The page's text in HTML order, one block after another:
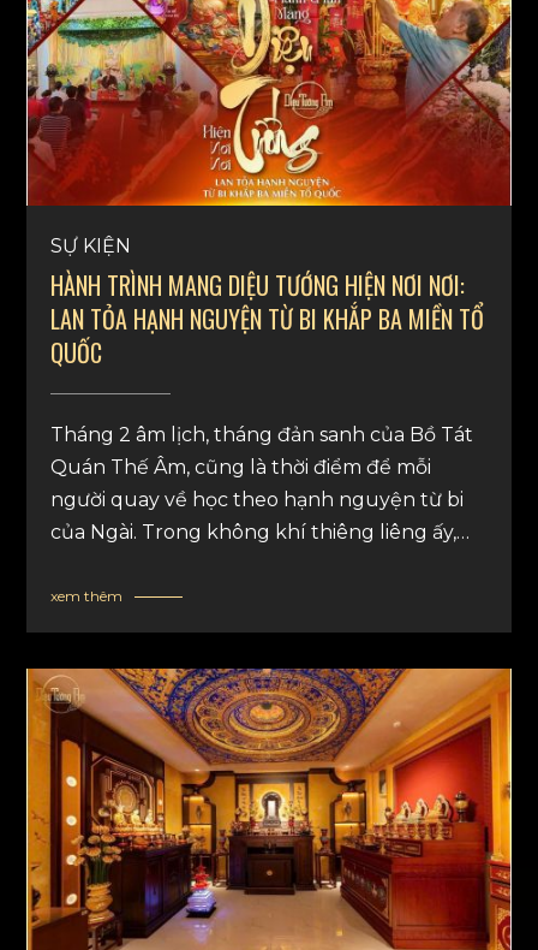
SỰ KIỆN
HÀNH TRÌNH MANG DIỆU TƯỚNG HIỆN NƠI NƠI:
LAN TỎA HẠNH NGUYỆN TỪ BI KHẮP BA MIỀN TỔ
QUỐC
Tháng 2 âm lịch, tháng đản sanh của Bồ Tát
Quán Thế Âm, cũng là thời điểm để mỗi
người quay về học theo hạnh nguyện từ bi
của Ngài. Trong không khí thiêng liêng ấy,
đặc biệt - hành trình “mang Diệu Tướng hiện
nơi nơi”, lan toả năng lượng an lạc khắp ba
xem thêm